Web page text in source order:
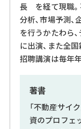
長 を経て現職。
分析、市場予測
を行うかたわら
に出演、また全
招聘講演は毎年
著書
「不動産サイ
資のプロフェ